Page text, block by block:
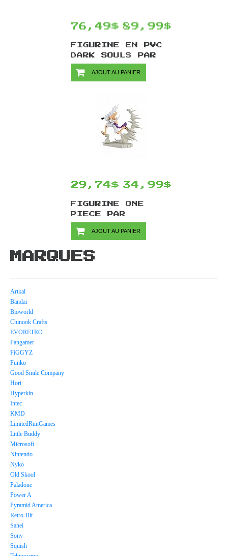
76,49$ 89,99$
FIGURINE EN PVC
DARK SOULS PAR
FIRST 4 FIGURE -
DRAGON SLAYER
AJOUT AU PANIER
29,74$ 34,99$
FIGURINE ONE
PIECE PAR
BANPRESTO -
MONKEY D. LUFFY
AJOUT AU PANIER
MARQUES
Artkal
Bandai
Bioworld
Chinook Crafts
EVORETRO
Fangamer
FiGGYZ
Funko
Good Smile Company
Hori
Hyperkin
Intec
KMD
LimitedRunGames
Little Buddy
Microsoft
Nintendo
Nyko
Old Skool
Paladone
Power A
Pyramid America
Retro-Bit
Sanei
Sony
Squish